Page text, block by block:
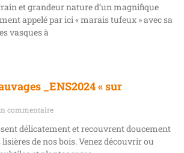
et grandeur nature d’un magnifique
appelé par ici « marais tufeux » avec sa
vasques à
_ENS2024 « sur
commentaire
délicatement et recouvrent doucement
de nos bois. Venez découvrir ou